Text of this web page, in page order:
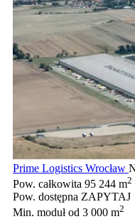
Prime Logistics Wrocław
Pow. całkowita 95 244 m2
Pow. dostępna ZAPYTAJ
Min. modułod 3 000 m2